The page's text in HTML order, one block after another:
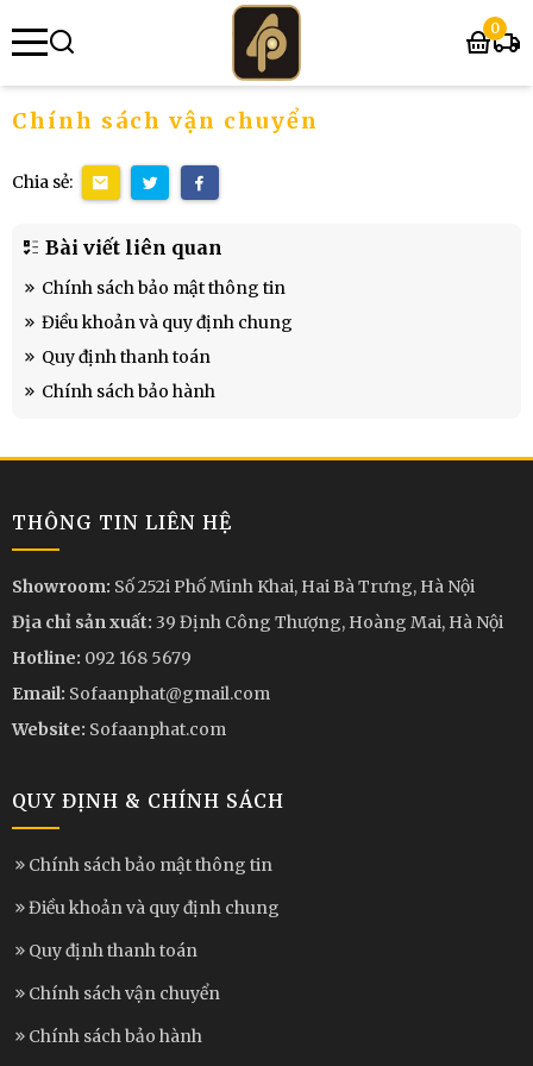
menu 0
Chính sách vận chuyển
Chia sẻ:
Bài viết liên quan
Chính sách bảo mật thông tin
Điều khoản và quy định chung
Quy định thanh toán
Chính sách bảo hành
THÔNG TIN LIÊN HỆ
Showroom: Số 252i Phố Minh Khai, Hai Bà Trưng, Hà Nội
Địa chỉ sản xuất: 39 Định Công Thượng, Hoàng Mai, Hà Nội
Hotline: 092 168 5679
Email: Sofaanphat@gmail.com
Website: Sofaanphat.com
QUY ĐỊNH & CHÍNH SÁCH
Chính sách bảo mật thông tin
Điều khoản và quy định chung
Quy định thanh toán
Chính sách vận chuyển
Chính sách bảo hành